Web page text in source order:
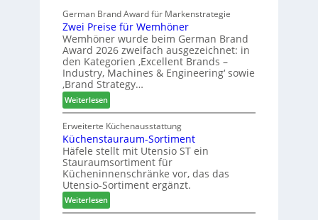
t
Z
u
k
u
n
f
t
s
t
F
ü
h
r
u
n
g
a
n
v
e
d
i
u
n
d
H
u
b
t
e
x
s
t
e
German Brand Award für Markenstrategie
Zwei Preise für Wemhöner
Wemhöner wurde beim German Brand
Award 2026 zweifach ausgezeichnet: in
den Kategorien ‚Excellent Brands –
Industry, Machines & Engineering‘ sowie
‚Brand Strategy…
Weiterlesen:
Z
w
e
i
P
r
e
i
s
Erweiterte Küchenausstattung
Küchenstauraum-Sortiment
Häfele stellt mit Utensio ST ein
Stauraumsortiment für
Kücheninnenschränke vor, das das
Utensio-Sortiment ergänzt.
Weiterlesen:
K